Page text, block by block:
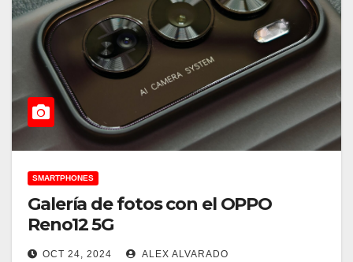
SMARTPHONES
Galería de fotos con el OPPO
Reno12 5G
OCT 24, 2024 ALEX ALVARADO